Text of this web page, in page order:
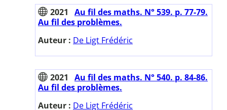
2021
Au fil des maths. N° 539. p. 77-79.
Au fil des problèmes.
Auteur : De Ligt Frédéric
2021
Au fil des maths. N° 540. p. 84-86.
Au fil des problèmes.
Auteur : De Ligt Frédéric